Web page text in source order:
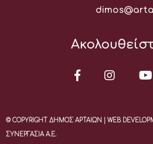
Email:
© COPYRIGHT ΔΗΜΟΣ ΑΡΤΑΙΩΝ | WEB
ΣΥΝΕΡΓΑΣΙΑ Α.Ε.